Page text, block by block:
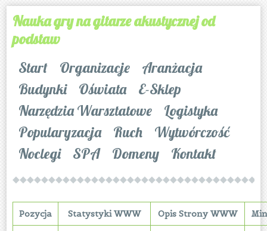
Nauka gry na gitarze akustycznej od
podstaw
Start
Organizacje
Aranżacja
Budynki
Oświata
E-Sklep
Narzędzia Warsztatowe
Logistyka
Popularyzacja
Ruch
Wytwórczość
Noclegi
SPA Domeny Kontakt
Pozycja Statystyki WWW Opis Strony WWW